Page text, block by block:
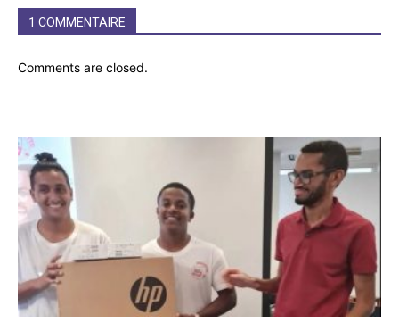
1 COMMENTAIRE
Comments are closed.